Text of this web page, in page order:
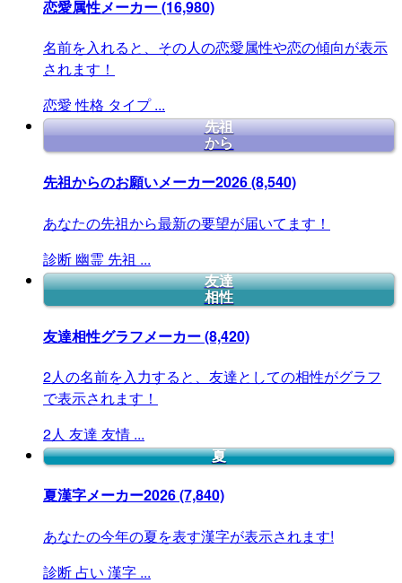
恋愛属性メーカー(16,980)
名前を入れると、その人の恋愛属性や恋の傾向が表示
されます！
恋愛 性格 タイプ ...
先祖
から
先祖からのお願いメーカー2026(8,540)
あなたの先祖から最新の要望が届いてます！
診断 幽霊 先祖 ...
友達
相性
友達相性グラフメーカー(8,420)
2人の名前を入力すると、友達としての相性がグラフ
で表示されます！
2人 友達 友情 ...
夏
夏漢字メーカー2026(7,840)
あなたの今年の夏を表す漢字が表示されます!
診断 占い 漢字 ...